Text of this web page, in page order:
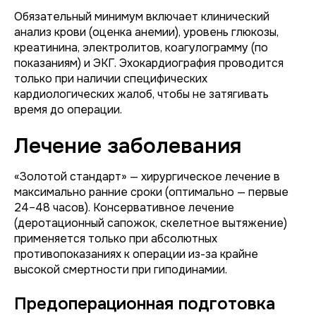
Обязательный минимум включает клинический
анализ крови (оценка анемии), уровень глюкозы,
креатинина, электролитов, коагулограмму (по
показаниям) и ЭКГ. Эхокардиография проводится
только при наличии специфических
кардиологических жалоб, чтобы не затягивать
время до операции.
Лечение заболевания
«Золотой стандарт» — хирургическое лечение в
максимально ранние сроки (оптимально — первые
24–48 часов). Консервативное лечение
(деротационный сапожок, скелетное вытяжение)
применяется только при абсолютных
противопоказаниях к операции из-за крайне
высокой смертности при гиподинамии.
Предоперационная подготовка